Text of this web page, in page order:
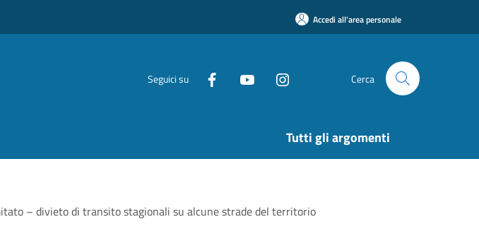
Accedi all'area personale
Seguici su Cerca
Tutti gli argomenti
– divieto di transito stagionali su alcune strade del territorio